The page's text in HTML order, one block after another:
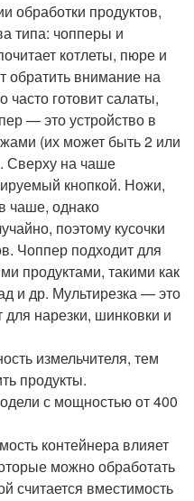
обработки продуктов,
типа: чопперы и
котлеты, пюре и
обратить внимание на
готовит салаты,
— это устройство в
(их может быть 2 или
Сверху на чаше
кнопкой. Ножи,
чаше, однако
поэтому кусочки
Чоппер подходит для
продуктами, такими как
и др. Мультирезка — это
нарезки, шинковки и
измельчителя, тем
продукты.
с мощностью от 400
контейнера влияет
можно обработать
считается вместимость